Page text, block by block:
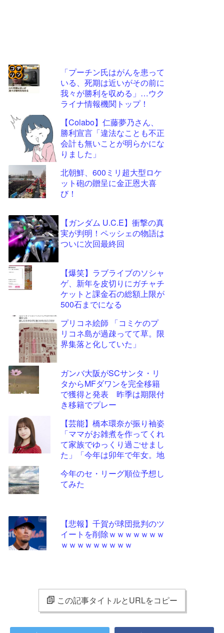
「プーチン氏はがんを患って
いる、死期は近いがその前に
我々が勝利を収める」…ウク
ライナ情報機関トップ！
【Colabo】仁藤夢乃さん、
勝利宣言「違法なことも不正
会計も無いことが明らかにな
りました」
北朝鮮、600ミリ超大型ロケ
ット砲の贈呈に金正恩大喜
び！
【ガンダム U.C.E】衝撃の真
実が判明！ペッシェの物語は
ついに次回最終回
【爆笑】ラブライブのソシャ
ゲ、新年を皮切りにガチャチ
ケットと課金石の総額上限が
500石までになる
プリコネ絵師 「コミケのプ
リコネ島が過疎ってて草。限
界集落と化していた」
ガンバ大阪がSCサンタ・リ
タからMFダワンを完全移籍
で獲得と発表 昨季は期限付
き移籍でプレー
【芸能】橋本環奈が振り袖姿
「ママがお雑煮を作ってくれ
て家族でゆっくり過ごせまし
た」「今年は卯年で年女。地
今年のセ・リーグ順位予想し
てみた
【悲報】千賀が球団批判のツ
イートを削除ｗｗｗｗｗｗｗ
ｗｗｗｗｗｗｗｗｗ
コテ
- 固
定リ
ツー
ル
この記事タイトルとURLをコピー